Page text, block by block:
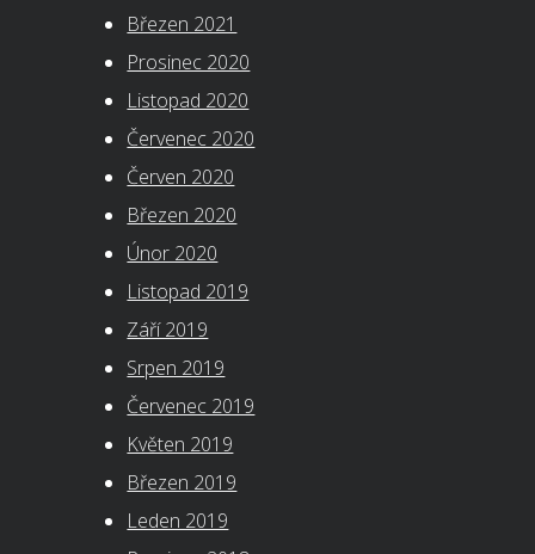
Březen 2021
Prosinec 2020
Listopad 2020
Červenec 2020
Červen 2020
Březen 2020
Únor 2020
Listopad 2019
Září 2019
Srpen 2019
Červenec 2019
Květen 2019
Březen 2019
Leden 2019